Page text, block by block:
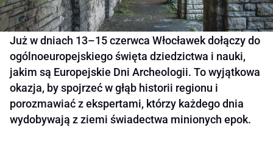
Już w dniach 13–15 czerwca Włocławek dołączy do
ogólnoeuropejskiego święta dziedzictwa i nauki,
jakim są Europejskie Dni Archeologii. To wyjątkowa
okazja, by spojrzeć w głąb historii regionu i
porozmawiać z ekspertami, którzy każdego dnia
wydobywają z ziemi świadectwa minionych epok.